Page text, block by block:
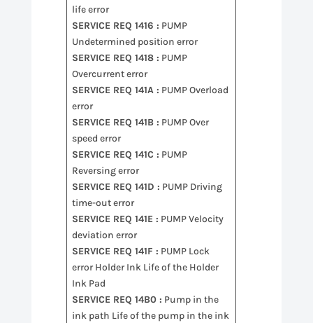
life error
SERVICE REQ 1416 : PUMP
Undetermined position error
SERVICE REQ 1418 : PUMP
Overcurrent error
SERVICE REQ 141A : PUMP Overload
error
SERVICE REQ 141B : PUMP Over
speed error
SERVICE REQ 141C : PUMP
Reversing error
SERVICE REQ 141D : PUMP Driving
time-out error
SERVICE REQ 141E : PUMP Velocity
deviation error
SERVICE REQ 141F : PUMP Lock
error Holder Ink Life of the Holder
Ink Pad
SERVICE REQ 14B0 : Pump in the
ink path Life of the pump in the ink